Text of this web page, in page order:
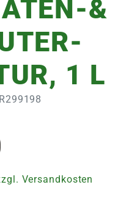
&
1 L
Versandkosten